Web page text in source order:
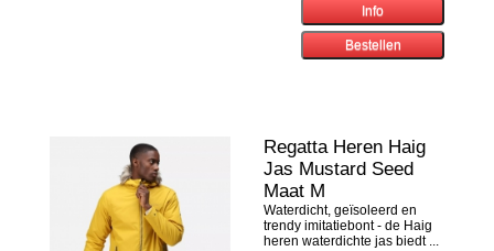
Regatta Heren Haig
Jas Mustard Seed
Maat M
Waterdicht, geïsoleerd en
trendy imitatiebont - de Haig
heren waterdichte jas biedt ...